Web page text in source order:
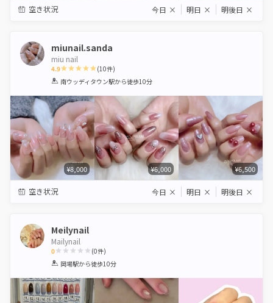
空き状況 今日 × 明日 × 明後日 ×
miunail.sanda
miu nail
4.9
1 2 3 4 5
(10件)
南ウッディタウン駅から徒歩10分
¥8,000 ¥6,000 ¥6,500
空き状況 今日 × 明日 × 明後日 ×
Meilynail
Mailynail
0
1 2 3 4 5
(0件)
岡場駅から徒歩10分